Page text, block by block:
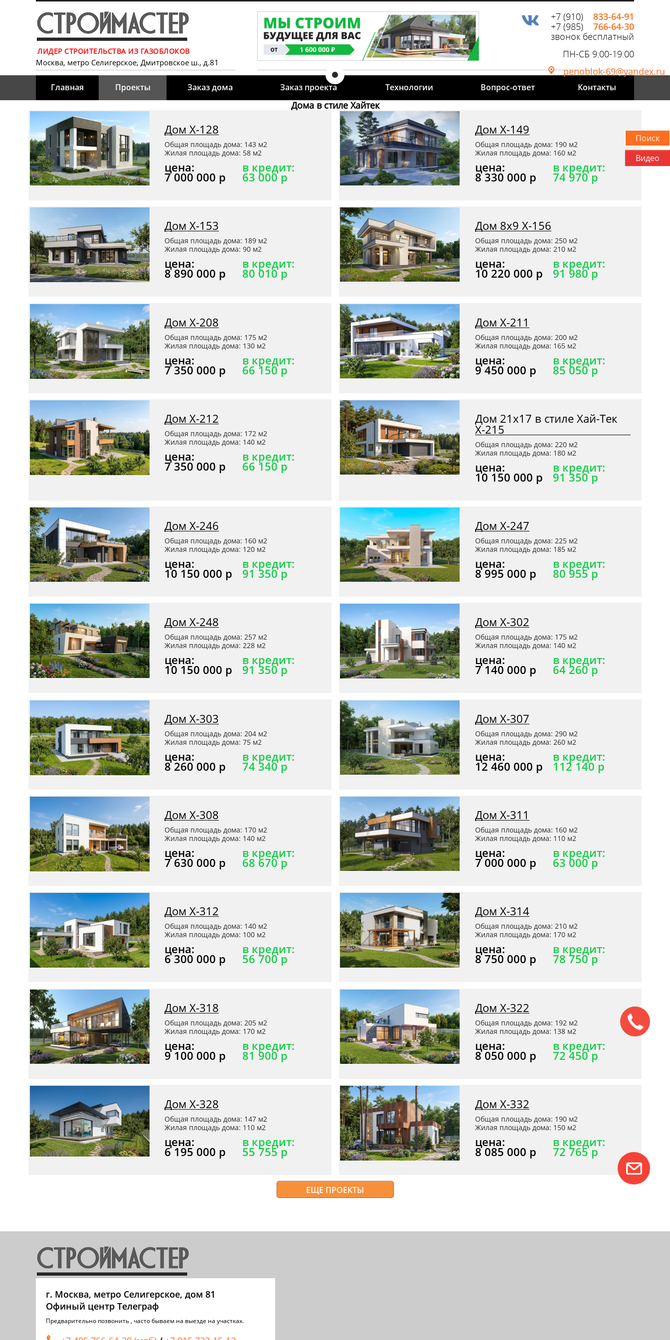
ЛИДЕР СТРОИТЕЛЬСТВА ИЗ ГАЗОБЛОКОВ
Москва, метро Селигерское, Дмитровское ш., д.81
+7 (910)
833-64-91
+7 (985)
766-64-30
звонок бесплатный
ПН-СБ 9:00-19:00
penoblok-69@yandex.ru
Главная Проекты Заказ дома Заказ проекта Технологии Вопрос-ответ Контакты
Видео
Дома в стиле Хайтек
Дом Х-128
Общая площадь дома: 143 м2
Жилая площадь дома: 58 м2
цена:
7 000 000 р
в кредит:
63 000 р
Дом Х-149
Общая площадь дома: 190 м2
Жилая площадь дома: 160 м2
цена:
8 330 000 р
в кредит:
74 970 р
Дом Х-153
Общая площадь дома: 189 м2
Жилая площадь дома: 90 м2
цена:
8 890 000 р
в кредит:
80 010 р
Дом 8х9 X-156
Общая площадь дома: 250 м2
Жилая площадь дома: 210 м2
цена:
10 220 000 р
в кредит:
91 980 р
Дом Х-208
Общая площадь дома: 175 м2
Жилая площадь дома: 130 м2
цена:
7 350 000 р
в кредит:
66 150 р
Дом Х-211
Общая площадь дома: 200 м2
Жилая площадь дома: 165 м2
цена:
9 450 000 р
в кредит:
85 050 р
Дом Х-212
Общая площадь дома: 172 м2
Жилая площадь дома: 140 м2
цена:
7 350 000 р
в кредит:
66 150 р
Дом 21x17 в стиле Хай-Тек
Х-215
Общая площадь дома: 220 м2
Жилая площадь дома: 180 м2
цена:
10 150 000 р
в кредит:
91 350 р
Дом Х-246
Общая площадь дома: 160 м2
Жилая площадь дома: 120 м2
цена:
10 150 000 р
в кредит:
91 350 р
Дом Х-247
Общая площадь дома: 225 м2
Жилая площадь дома: 185 м2
цена:
8 995 000 р
в кредит:
80 955 р
Дом Х-248
Общая площадь дома: 257 м2
Жилая площадь дома: 228 м2
цена:
10 150 000 р
в кредит:
91 350 р
Дом Х-302
Общая площадь дома: 175 м2
Жилая площадь дома: 140 м2
цена:
7 140 000 р
в кредит:
64 260 р
Дом Х-303
Общая площадь дома: 204 м2
Жилая площадь дома: 75 м2
цена:
8 260 000 р
в кредит:
74 340 р
Дом Х-307
Общая площадь дома: 290 м2
Жилая площадь дома: 260 м2
цена:
12 460 000 р
в кредит:
112 140 р
Дом Х-308
Общая площадь дома: 170 м2
Жилая площадь дома: 140 м2
цена:
7 630 000 р
в кредит:
68 670 р
Дом Х-311
Общая площадь дома: 160 м2
Жилая площадь дома: 110 м2
цена:
7 000 000 р
в кредит:
63 000 р
Дом Х-312
Общая площадь дома: 140 м2
Жилая площадь дома: 100 м2
цена:
6 300 000 р
в кредит:
56 700 р
Дом Х-314
Общая площадь дома: 210 м2
Жилая площадь дома: 170 м2
цена:
8 750 000 р
в кредит:
78 750 р
Дом Х-318
Общая площадь дома: 205 м2
Жилая площадь дома: 170 м2
цена:
9 100 000 р
в кредит:
81 900 р
Дом Х-322
Общая площадь дома: 192 м2
Жилая площадь дома: 138 м2
цена:
8 050 000 р
в кредит:
72 450 р
Дом Х-328
Общая площадь дома: 147 м2
Жилая площадь дома: 110 м2
цена:
6 195 000 р
в кредит:
55 755 р
Дом Х-332
Общая площадь дома: 190 м2
Жилая площадь дома: 150 м2
цена:
8 085 000 р
в кредит:
72 765 р
ЕЩЕ ПРОЕКТЫ
г. Москва, метро Селигерское, дом 81
Офиный центр Телеграф
Предварительно позвонить , часто бываем на выезде на участках.